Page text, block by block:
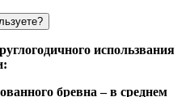
использвания
бревна – в среднем